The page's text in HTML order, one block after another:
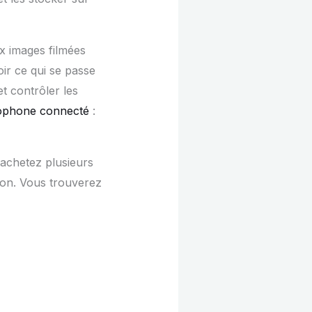
images filmées
ce qui se passe
contrôler les
connecté :
plusieurs
Vous trouverez